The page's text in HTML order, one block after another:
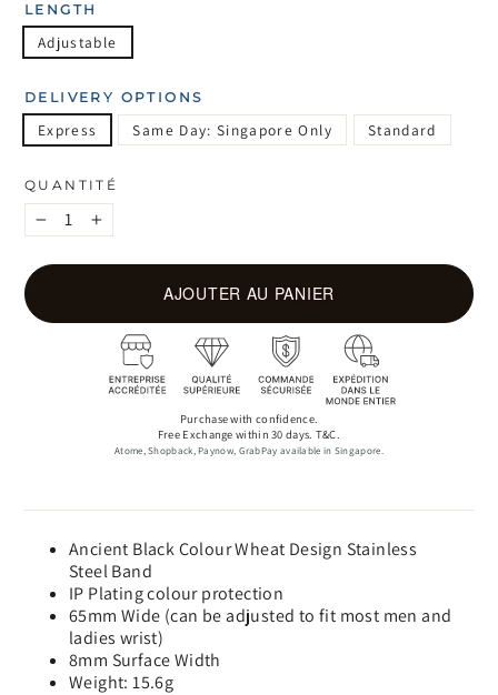
LENGTH
Adjustable
DELIVERY OPTIONS
Express Same Day: Singapore Only Standard
QUANTITÉ
− +
AJOUTER AU PANIER
Purchase with confidence.
Free Exchange within 30 days. T&C.
Atome, Shopback, Paynow, GrabPay available in Singapore.
Ancient Black Colour Wheat Design Stainless
Steel Band
IP Plating colour protection
65mm Wide (can be adjusted to fit most men and
ladies wrist)
8mm Surface Width
Weight: 15.6g